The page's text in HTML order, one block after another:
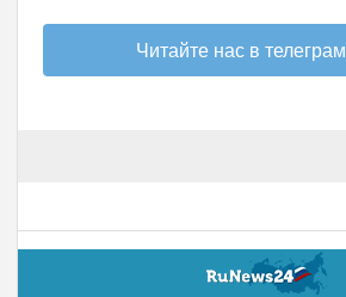
Читайте нас в телеграм